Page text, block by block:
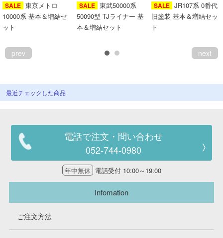
SALE 東京メトロ
10000系 基本＆増結セ
ット
SALE 東武50000系
50090型 TJライナー 基
本＆増結セット
SALE JR107系 0番代
旧塗装 基本＆増結セッ
ト
prev next
最近チェックした商品
電話で注文・問い合わせ
052-744-0980
年中無休 電話受付 10:00～19:00
Infomation
ご注文方法